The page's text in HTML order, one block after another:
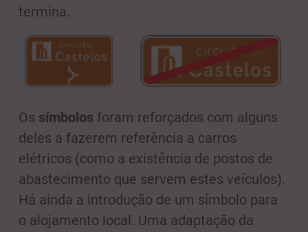
termina.
Os símbolos foram reforçados com alguns
deles a fazerem referência a carros
elétricos (como a existência de postos de
abastecimento que servem estes veículos).
Há ainda a introdução de um símbolo para
o alojamento local. Uma adaptação da